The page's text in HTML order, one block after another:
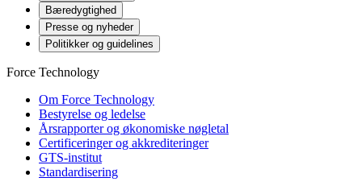
Bæredygtighed
Presse og nyheder
Politikker og guidelines
Force Technology
Om Force Technology
Bestyrelse og ledelse
Årsrapporter og økonomiske nøgletal
Certificeringer og akkrediteringer
GTS-institut
Standardisering